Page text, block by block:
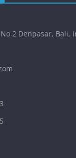
Denpasar, Bali,